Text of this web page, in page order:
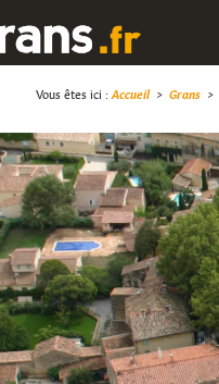
Vous êtes ici : Accueil> Grans >